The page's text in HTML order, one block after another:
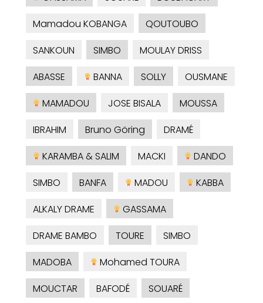
Mamadou KOBANGA
QOUTOUBO
SANKOUN
SIMBO
MOULAY DRISS
ABASSE
BANNA SOLLY
OUSMANE
MAMADOU
JOSE BISALA
MOUSSA
IBRAHIM
Bruno Göring
DRAMÉ
KARAMBA & SALIM
MACKI
DANDO
SIMBO
BANFA MADOU
KABBA
ALKALY DRAME
GASSAMA
DRAME BAMBO
TOURE
SIMBO
MADOBA
Mohamed TOURA
MOUCTAR
BAFODÉ
SOUARÉ